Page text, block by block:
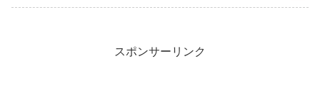
スポンサーリンク